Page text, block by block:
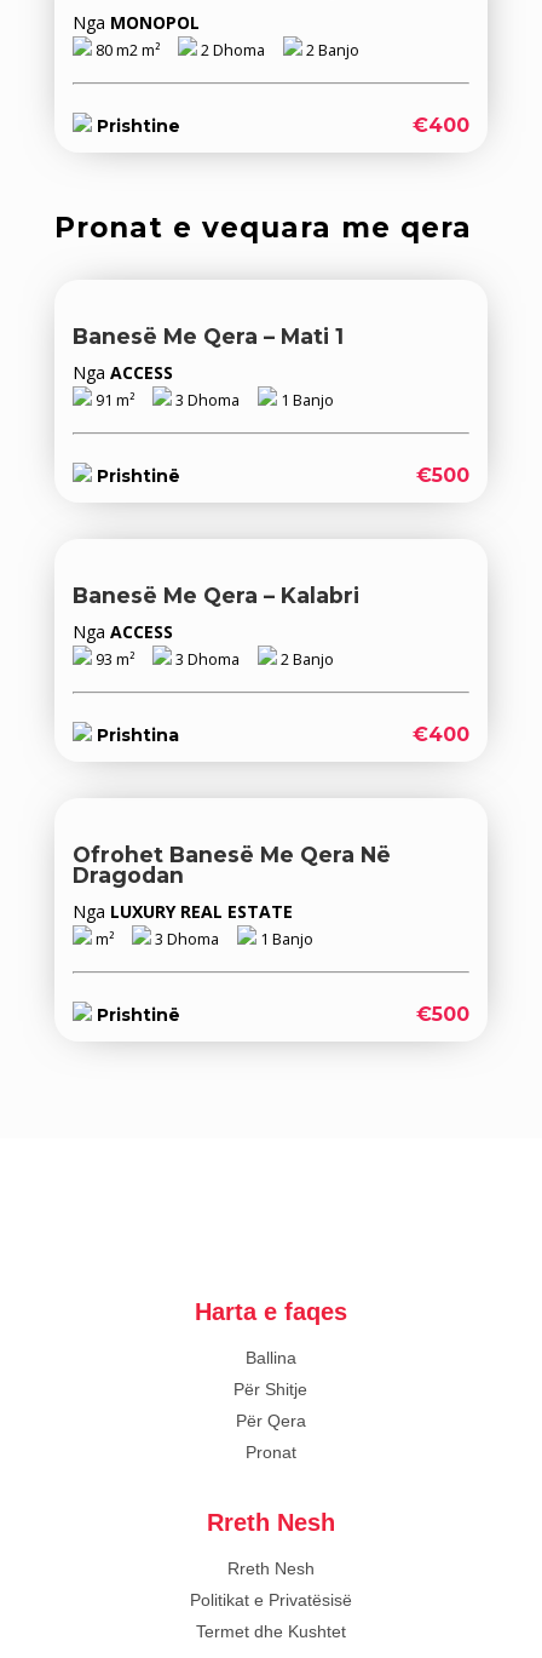
Nga MONOPOL
80 m2 m² 2 Dhoma 2 Banjo
Prishtine €400
Pronat e vequara me qera
Banesë Me Qera – Mati 1
Nga ACCESS
91 m² 3 Dhoma 1 Banjo
Prishtinë €500
Banesë Me Qera – Kalabri
Nga ACCESS
93 m² 3 Dhoma 2 Banjo
Prishtina €400
Ofrohet Banesë Me Qera Në
Dragodan
Nga LUXURY REAL ESTATE
m² 3 Dhoma 1 Banjo
Prishtinë €500
Harta e faqes
Ballina
Për Shitje
Për Qera
Pronat
Rreth Nesh
Rreth Nesh
Politikat e Privatësisë
Termet dhe Kushtet